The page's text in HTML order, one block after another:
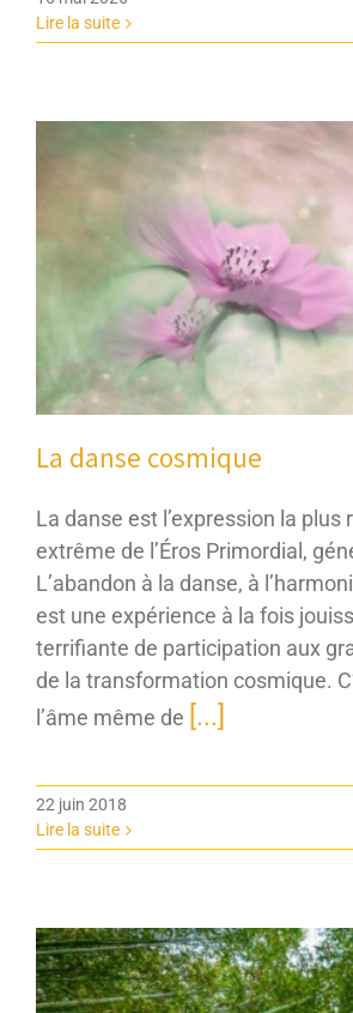
Lire la suite
La danse cosmique
La danse est l’expression la plus
extrême de l’Éros Primordial,
L’abandon à la danse, à
est une expérience à la fois
terrifiante de participation aux
de la transformation cosmique.
l’âme même de [...]
22 juin 2018
Lire la suite